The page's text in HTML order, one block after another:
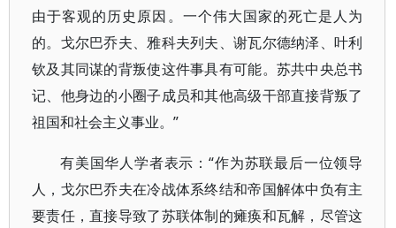
由于客观的历史原因。一个伟大国家的死亡是人为
的。戈尔巴乔夫、雅科夫列夫、谢瓦尔德纳泽、叶利
钦及其同谋的背叛使这件事具有可能。苏共中央总书
记、他身边的小圈子成员和其他高级干部直接背叛了
祖国和社会主义事业。”
有美国华人学者表示：“作为苏联最后一位领导
人，戈尔巴乔夫在冷战体系终结和帝国解体中负有主
要责任，直接导致了苏联体制的瘫痪和瓦解，尽管这